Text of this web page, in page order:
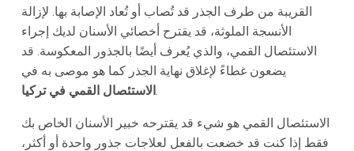
القريبة من طرف الجذر قد تُصاب أو تُعاد الإصابة بها. لإزالة
الأنسجة الملوثة، قد يقترح أخصائي الأسنان لديك إجراء
الاستئصال القمي، والذي يُعرف أيضًا بالجذور المعكوسة. قد
يضعون غطاءً لإغلاق نهاية الجذر كما هو موصى به في
الاستئصال القمي في تركيا.
الاستئصال القمي هو شيء قد يقترحه خبير الأسنان الخاص بك
فقط إذا كنت قد خضعت بالفعل لعلاجات جذور واحدة أو أكثر،